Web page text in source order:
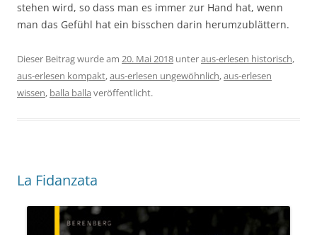
stehen wird, so dass man es immer zur Hand hat, wenn
man das Gefühl hat ein bisschen darin herumzublättern.
Dieser Beitrag wurde am 20. Mai 2018 unteraus-erlesen historisch,
aus-erlesen kompakt,aus-erlesen ungewöhnlich,aus-erlesen
wissen, balla balla veröffentlicht.
La Fidanzata